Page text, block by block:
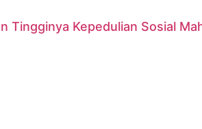
Tingginya Kepedulian Sosial